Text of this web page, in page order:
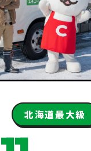
北海道最大級